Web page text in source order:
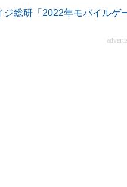
ジ総研「2022年モバイルゲ